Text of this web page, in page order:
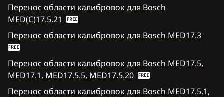
Isuzu
Iveco
JAC
Jaecoo
Jaguar
Scirocco 1.4 TFSI (CTHD)
Scirocco 2.0 TFSI
Scirocco 2.0TFSI_(CAWB)
T5, T6, Caravelle 2.0 R4 TFSI
Tiguan 1.4 TFSI (CAVC)
Перенос области калибровок для Bosch
MED(C)17.5.21
Перенос области калибровок для Bosch MED17.3
Перенос области калибровок для Bosch MED17.5,
MED17.1, MED17.5.5, MED17.5.20
Перенос области калибровок для Bosch MED17.5.1,